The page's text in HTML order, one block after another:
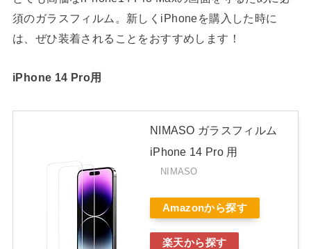
須のガラスフィルム。新しく iPhoneを購入した時に
は、ぜひ装着されることをおすすめします！
iPhone 14 Pro用
NIMASO ガラスフィルム
iPhone 14 Pro 用
NIMASO
Amazonから探す
楽天から探す